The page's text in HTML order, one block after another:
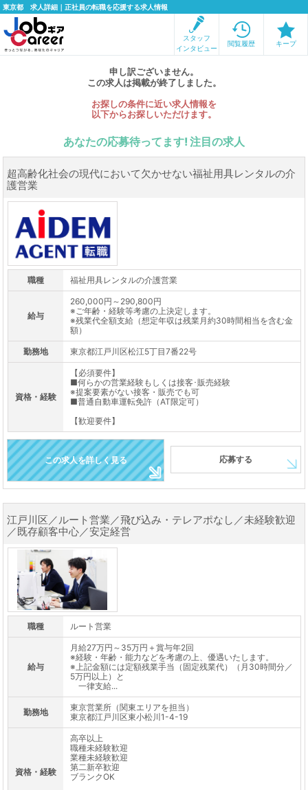
東京都 求人詳細｜正社員の転職を応援する求人情報
スタッフ
インタビュー
閲覧履歴 キープ
申し訳ございません。
この求人は掲載が終了しました。
お探しの条件に近い求人情報を
以下からお探しいただけます。
あなたの応募待ってます! 注目の求人
超高齢化社会の現代において欠かせない福祉用具レンタルの介
護営業
職種 福祉用具レンタルの介護営業
給与
260,000円～290,800円
※ご年齢・経験等考慮の上決定します。
※残業代全額支給（想定年収は残業月約30時間相当を含む金
額）
勤務地 東京都江戸川区松江5丁目7番22号
資格・経験
【必須要件】
■何らかの営業経験もしくは接客･販売経験
※提案要素がない接客・販売でも可
■普通自動車運転免許（AT限定可）
【歓迎要件】
この求人を詳しく見る 応募する
江戸川区／ルート営業／飛び込み・テレアポなし／未経験歓迎
／既存顧客中心／安定経営
職種 ルート営業
給与
月給27万円～35万円＋賞与年2回
※経験・年齢・能力などを考慮の上、優遇いたします。
※上記金額には定額残業手当（固定残業代）（月30時間分／
5万円以上）と
一律支給...
勤務地
東京営業所（関東エリアを担当）
東京都江戸川区東小松川1-4-19
資格・経験
高卒以上
職種未経験歓迎
業種未経験歓迎
第二新卒歓迎
ブランクOK